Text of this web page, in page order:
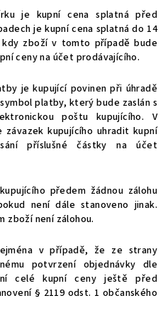
je kupní cena splatná před
je kupní cena splatná do 14
kdy zboží v tomto případě bude
ceny na účet prodávajícího.
je kupující povinen při úhradě
platby, který bude zaslán s
poštu kupujícího. V
kupujícího uhradit kupní
příslušné částky na účet
předem žádnou zálohu
není dále stanoveno jinak.
zboží není zálohou.
v případě, že ze strany
potvrzení objednávky dle
celé kupní ceny ještě před
§ 2119 odst. 1 občanského